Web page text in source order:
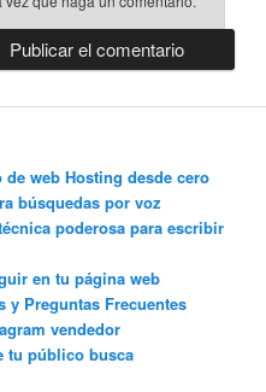
web Hosting desde cero
búsquedas por voz
poderosa para escribir
en tu página web
y Preguntas Frecuentes
vendedor
tu público busca